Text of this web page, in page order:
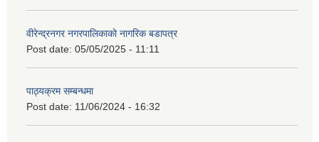
वीरेन्द्रनगर नगरपालिकाको नागरिक बडापत्र
Post date: 05/05/2025 - 11:11
पाठ्यक्रम सम्बन्धमा
Post date: 11/06/2024 - 16:32